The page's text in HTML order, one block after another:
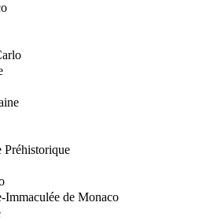
Préhistorique
Immaculée de Monaco